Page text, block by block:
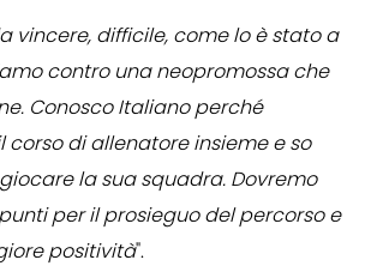
vincere, difficile, come lo è stato a
contro una neopromossa che
Conosco Italiano perché
di allenatore insieme e so
la sua squadra. Dovremo
per il prosieguo del percorso e
positività".